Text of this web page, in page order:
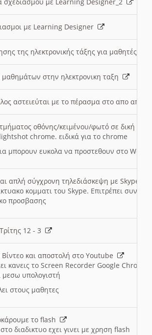
με Learning Designer
της ηλεκτρονικής τάξης για μαθητές
μαθημάτων στην ηλεκτρονικη ταξη
αστειεύται με το πέρασμα στο απο
οθόνης/κειμένου/φωτό σε δική
chrome. ειδικά για το chrome
μπορουν ευκολα να προστεθουν στο Word
απλή σύγχρονη τηλεδιάσκεψη με Skype
κομματι του Skype. Επιτρέπει
προσβασης
12 - 3
Βίντεο και αποστολή στο Youtube
κανεις το Screen Recorder Google Chrome
μεσω υπολογιστή
στους μαθητες
το flash
διαδικτυο εχει γινει με χρηση flash